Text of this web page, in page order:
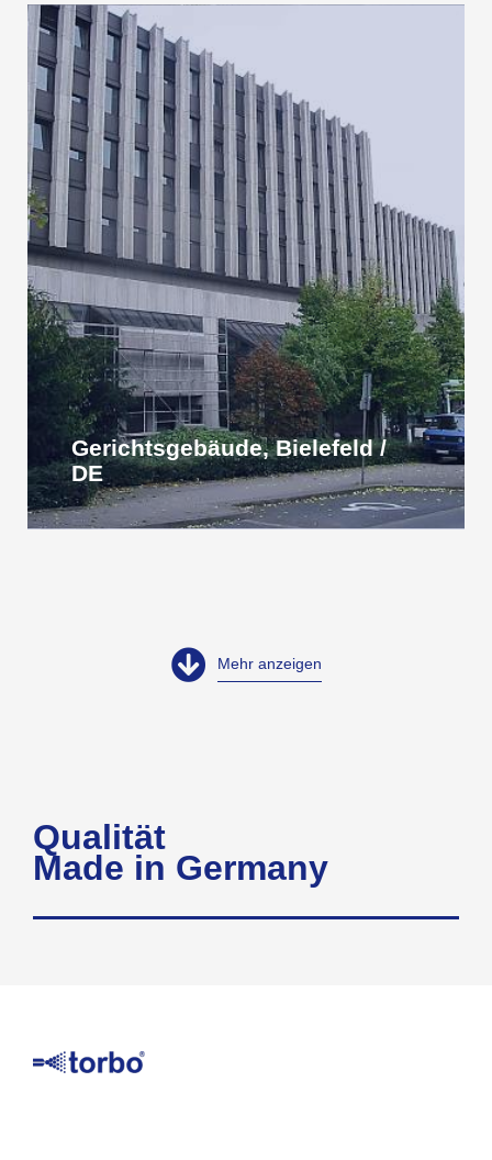
Gerichtsgebäude, Bielefeld /
DE
Mehr anzeigen
Qualität
Made in Germany